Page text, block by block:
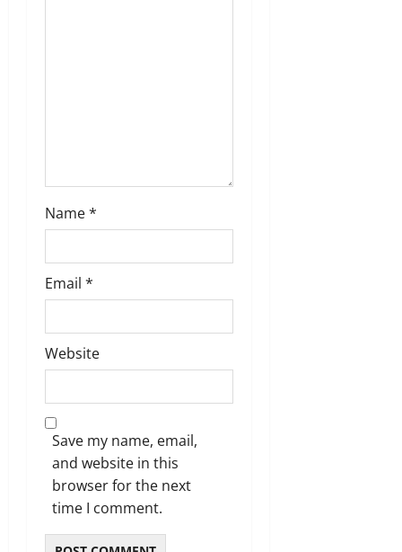
Name*
Email *
Website
Save my name, email,
and website in this
browser for the next
time I comment.